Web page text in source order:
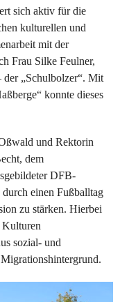
sich aktiv für die
kulturellen und
mit der
Frau Silke Feulner,
der „Schulbolzer“. Mit
konnte dieses
und Rektorin
dem
DFB-
einen Fußballtag
zu stärken. Hierbei
Kulturen
sozial- und